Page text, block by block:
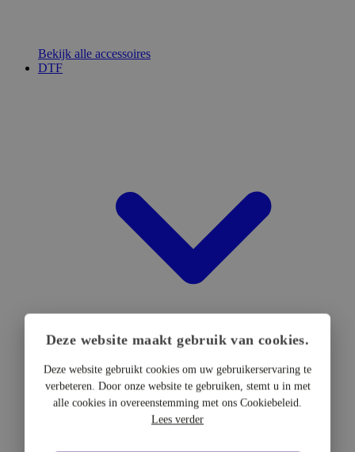
Bekijk alle accessoires
DTF
DTF Hardware
DTF Printers
Deze website maakt gebruik van cookies.
Deze website gebruikt cookies om uw gebruikerservaring te
verbeteren. Door onze website te gebruiken, stemt u in met
alle cookies in overeenstemming met ons Cookiebeleid.
Lees verder